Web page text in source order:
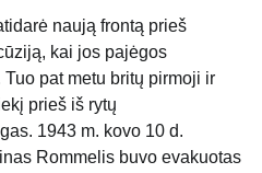
naują frontą prieš
kai jos pajėgos
pat metu britų pirmoji ir
prieš iš rytų
1943 m. kovo 10 d.
Rommelis buvo evakuotas